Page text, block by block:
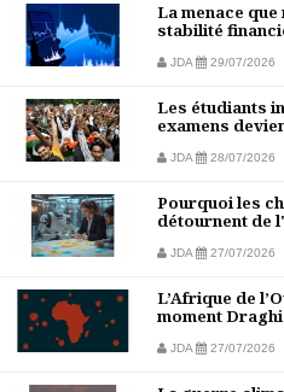
La menace
stabilité
JDA 29/07/2026
Les étudiants
examens
JDA 28/07/2026
Pourquoi les
détournent de
JDA 27/07/2026
L’Afrique de
moment Draghi
JDA 27/07/2026